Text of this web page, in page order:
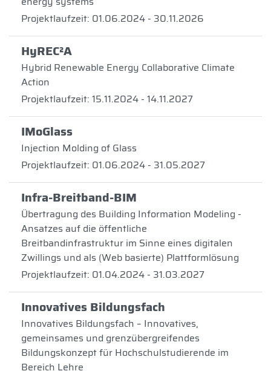
Projektlaufzeit: 01.06.2024 - 30.11.2026
HyREC²A
Hybrid Renewable Energy Collaborative Climate
Action
Projektlaufzeit: 15.11.2024 - 14.11.2027
IMoGlass
Injection Molding of Glass
Projektlaufzeit: 01.06.2024 - 31.05.2027
Infra-Breitband-BIM
Übertragung des Building Information Modeling -
Ansatzes auf die öffentliche
Breitbandinfrastruktur im Sinne eines digitalen
Zwillings und als (Web basierte) Plattformlösung
Projektlaufzeit: 01.04.2024 - 31.03.2027
Innovatives Bildungsfach
Innovatives Bildungsfach – Innovatives,
gemeinsames und grenzübergreifendes
Bildungskonzept für Hochschulstudierende im
Bereich Lehre